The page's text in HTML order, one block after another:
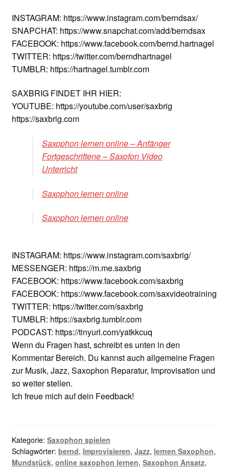
INSTAGRAM: https://www.instagram.com/berndsax/
SNAPCHAT: https://www.snapchat.com/add/berndsax
FACEBOOK: https://www.facebook.com/bernd.hartnagel
TWITTER: https://twitter.com/berndhartnagel
TUMBLR: https://hartnagel.tumblr.com
SAXBRIG FINDET IHR HIER:
YOUTUBE: https://youtube.com/user/saxbrig
https://saxbrig.com
Saxophon lernen online – Anfänger
Fortgeschrittene – Saxofon Video
Unterricht
Saxophon lernen online
Saxophon lernen online
INSTAGRAM: https://www.instagram.com/saxbrig/
MESSENGER: https://m.me.saxbrig
FACEBOOK: https://www.facebook.com/saxbrig
FACEBOOK: https://www.facebook.com/saxvideotraining
TWITTER: https://twitter.com/saxbrig
TUMBLR: https://saxbrig.tumblr.com
PODCAST: https://tinyurl.com/yatkkcuq
Wenn du Fragen hast, schreibt es unten in den
Kommentar Bereich. Du kannst auch allgemeine Fragen
zur Musik, Jazz, Saxophon Reparatur, Improvisation und
so weiter stellen.
Ich freue mich auf dein Feedback!
Kategorie: Saxophon spielen
Schlagwörter: bernd, Improvisieren, Jazz, lernen Saxophon,
Mundstück, online saxophon lernen, Saxophon Ansatz,